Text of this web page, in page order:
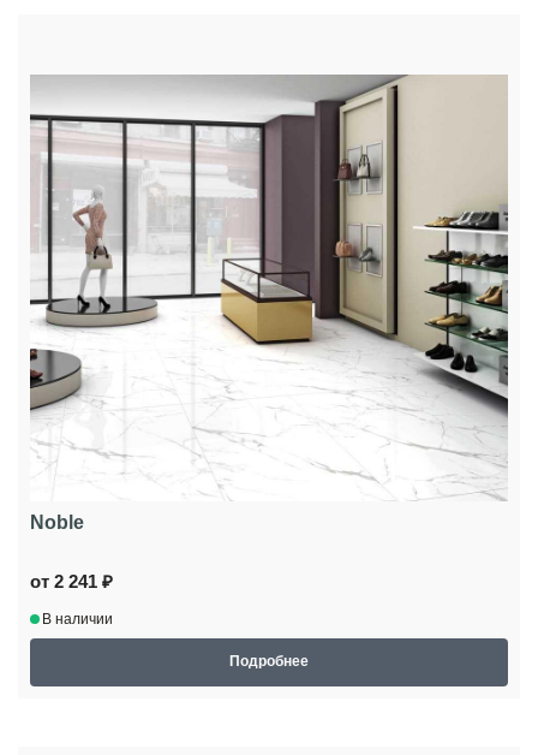
Noble
от 2 241 ₽
В наличии
Подробнее